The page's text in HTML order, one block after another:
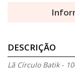
DESCRIÇÃO
Lã Círculo Batik -